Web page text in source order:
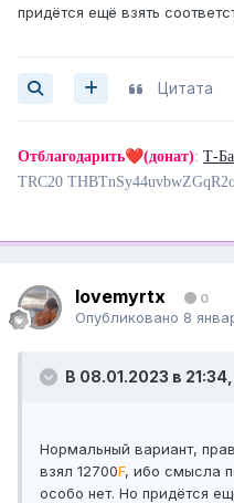
придётся ещё взять
Цитата
Отблагодарить❤️(донат): Т-
TRC20
lovemyrtx 0
Опубликовано 8
В 08.01.2023 в 21:34,
Нормальный вариант,
взял 12700F, ибо смысла
особо нет. Но придётся